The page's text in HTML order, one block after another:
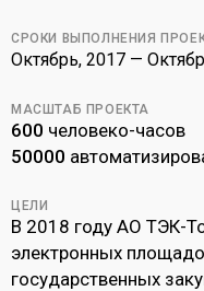
СРОКИ ВЫПОЛНЕНИЯ
Октябрь, 2017 —
МАСШТАБ ПРОЕКТА
600 человеко-часов
50000
ЦЕЛИ
В 2018 году АО ТЭК-
электронных
государственных